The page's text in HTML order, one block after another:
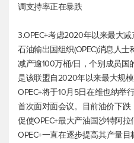
调支持率正在暴跌
3.OPEC+考虑2020年以来最大
石油输出国组织(OPEC)消息人
减产逾100万桶/日，个别成员国
是该联盟自2020年以来最大规模
OPEC+将于10月5日在维也纳举
首次面对面会议。目前油价下跌
促使OPEC+最大产油国沙特阿拉
OPEC+一直在逐步提高其产量